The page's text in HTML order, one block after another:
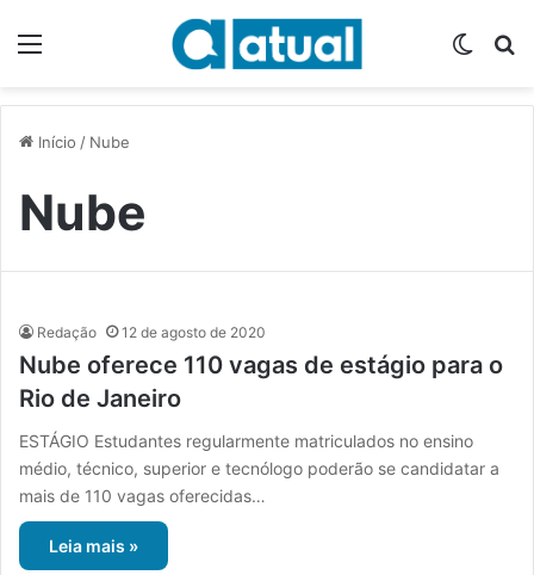
Início / Nube
Nube
Redação 12 de agosto de 2020
Nube oferece 110 vagas de estágio para o
Rio de Janeiro
ESTÁGIO Estudantes regularmente matriculados no ensino
médio, técnico, superior e tecnólogo poderão se candidatar a
mais de 110 vagas oferecidas…
Leia mais »